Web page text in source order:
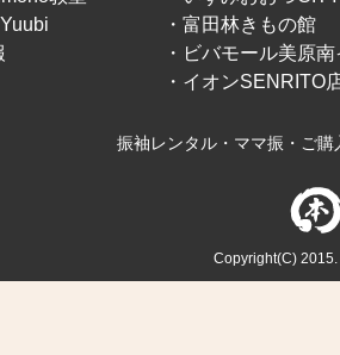
・富田林きもの館
・ビバモール美原
・イオンSENRITO
振袖レンタル・ママ振・ご購
Copyright(C) 2015.